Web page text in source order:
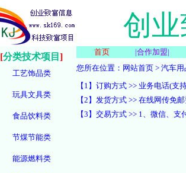
创
[分类技术项目 ]
工艺饰品类
玩具文具类
食品饮料类
节煤节能类
能源燃料类
首页 |合作加盟|
您所在位置： 网站首页 > 汽车用
【1】订购方式 >> 业务电话(支
【2】发货方式 >> 在线网传免
【3】交易方式 >> 1、微信、